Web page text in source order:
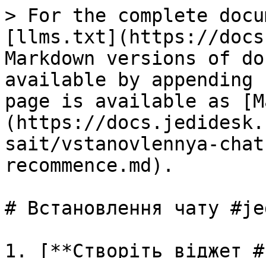
> For the complete
[llms.txt](https://
Markdown versions of
available by
page is available as
(https://
sait/vstanovlennya-
recommence.md).
# Встановлення чату
1. [**Створіть